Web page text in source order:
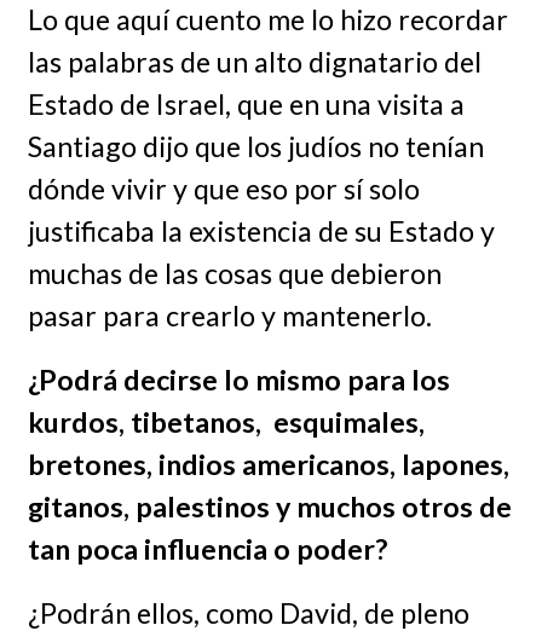
Lo que aquí cuento me lo hizo recordar
las palabras de un alto dignatario del
Estado de Israel, que en una visita a
Santiago dijo que los judíos no tenían
dónde vivir y que eso por sí solo
justificaba la existencia de su Estado y
muchas de las cosas que debieron
pasar para crearlo y mantenerlo.
¿Podrá decirse lo mismo para los
kurdos, tibetanos, esquimales,
bretones, indios americanos, lapones,
gitanos, palestinos y muchos otros de
tan poca influencia o poder?
¿Podrán ellos, como David, de pleno